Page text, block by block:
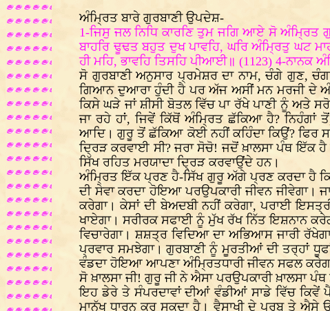
ਅੰਮ੍ਰਿਤ ਬਾਰੇ ਗੁਰਬਾਣੀ ਉਪਦੇਸ਼-
1-ਜਿਸੁ ਜਲ ਨਿਧਿ ਕਾਰਣਿ ਤੁਮ ਜਗਿ ਆਏ ਸੋ ਅੰਮ੍ਰਿਤ
ਬਾਹਰਿ ਢੂਢਤ ਬਹੁਤ ਦੁਖ ਪਾਵਹਿ, ਘਰਿ ਅੰਮ੍ਰਿਤੁ ਘਟ
ਹੀ ਮਹਿ, ਭਾਵਹਿ ਤਿਸਹਿ ਪੀਆਈ॥ (1123) 4-ਨਾਨਕ
ਸੋ ਗੁਰਬਾਣੀ ਅਨੁਸਾਰ ਪ੍ਰਮੇਸ਼ਰ ਦਾ ਨਾਮ, ਚੰਗੇ ਗੁਣ,
ਗਿਆਨ ਦੁਆਰਾ ਹੁੰਦੀ ਹੈ ਪਰ ਅੱਜ ਅਸੀਂ ਮਨ ਮਰਜੀ ਦੇ
ਕਿਸੇ ਘੜੇ ਜਾਂ ਸ਼ੀਸੀ ਬੋਤਲ ਵਿੱਚ ਪਾ ਰੱਖੇ ਪਾਣੀ ਨੂੰ ਅਤੇ
ਜਾ ਰਹੇ ਹਾਂ, ਜਿਵੇਂ ਕਿੱਥੋਂ ਅੰਮ੍ਰਿਤ ਛੱਕਿਆ ਹੈ? ਨਿਹੰਗਾਂ
ਆਦਿ। ਗੁਰੂ ਤੋਂ ਛੱਕਿਆ ਕੋਈ ਨਹੀਂ ਕਹਿੰਦਾ ਕਿਉਂ? ਫਿਰ
ਦ੍ਰਿੜ ਕਰਵਾਈ ਸੀ? ਜਰਾ ਸੋਚੋ! ਜਦੋਂ ਖ਼ਾਲਸਾ ਪੰਥ ਇੱਕ ਹੈ
ਸਿੱਖ ਰਹਿਤ ਮਰਯਾਦਾ ਦ੍ਰਿੜ ਕਰਵਾਉਂਦੇ ਹਨ।
ਅੰਮ੍ਰਿਤ ਇੱਕ ਪ੍ਰਣ ਹੈ-ਸਿੱਖ ਗੁਰੂ ਅੱਗੇ ਪ੍ਰਣ ਕਰਦਾ ਹੈ
ਦੀ ਸੇਵਾ ਕਰਦਾ ਹੋਇਆ ਪਰਉਪਕਾਰੀ ਜੀਵਨ ਜੀਵੇਗਾ।
ਕਰੇਗਾ। ਕੇਸਾਂ ਦੀ ਬੇਅਦਬੀ ਨਹੀਂ ਕਰੇਗਾ, ਪਰਾਈ
ਖਾਏਗਾ। ਸਰੀਰਕ ਸਫਾਈ ਨੂੰ ਮੁੱਖ ਰੱਖ ਨਿੱਤ ਇਸ਼ਨਾਨ
ਵਿਚਾਰੇਗਾ। ਸ਼ਸ਼ਤ੍ਰ ਵਿਦਿਆ ਦਾ ਅਭਿਆਸ ਜਾਰੀ
ਪ੍ਰਵਾਰ ਸਮਝੇਗਾ। ਗੁਰਬਾਣੀ ਨੂੰ ਮੂਰਤੀਆਂ ਦੀ ਤਰ੍ਹਾਂ
ਵੰਡਦਾ ਹੋਇਆ ਆਪਣਾ ਅੰਮ੍ਰਿਤਧਾਰੀ ਜੀਵਨ ਸਫਲ
ਸੋ ਖ਼ਾਲਸਾ ਜੀ! ਗੁਰੂ ਜੀ ਨੇ ਐਸਾ ਪਰਉਪਕਾਰੀ ਖ਼ਾਲਸਾ
ਇਹ ਡੇਰੇ ਤੇ ਸੰਪਰਦਾਵਾਂ ਦੀਆਂ ਵੰਡੀਆਂ ਸਾਡੇ ਵਿੱਚ ਕਿਵੇਂ
ਮਾਨੁੱਖ ਧਾਰਨ ਕਰ ਸਕਦਾ ਹੈ। ਵੈਸਾਖੀ ਦੇ ਪੁਰਬ ਤੇ ਐਸੇ